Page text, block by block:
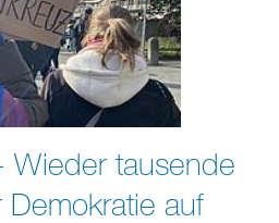
Wieder tausende
auf